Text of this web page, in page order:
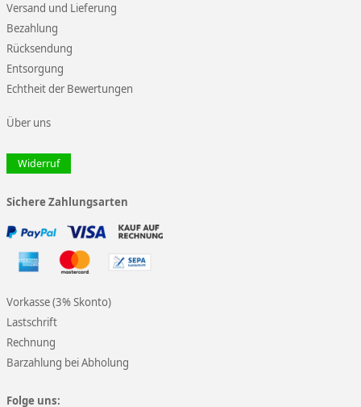
Versand und Lieferung
Bezahlung
Rücksendung
Entsorgung
Echtheit der Bewertungen
Über uns
Widerruf
Sichere Zahlungsarten
Vorkasse (3% Skonto)
Lastschrift
Rechnung
Barzahlung bei Abholung
Folge uns: